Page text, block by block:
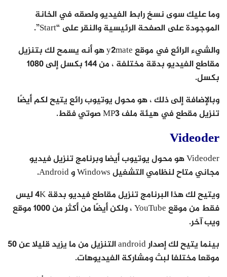
وما عليك سوى نسخ رابط الفيديو ولصقه في الخانة
الموجودة على الصفحة الرئيسية والنقر على “Start”.
والشيء الرائع في موقع y2mate هو أنه يسمح لك بتنزيل
مقاطع الفيديو بدقة مختلفة ، من 144 بكسل إلى 1080
بكسل.
وبالإضافة إلى ذلك ، هو محول يوتيوب رائع يتيح لكم أيضًا
تنزيل مقطع في هيئة ملف MP3 صوتي فقط.
Videoder
Videoder هو محول يوتيوب أيضا وبرنامج تنزيل فيديو
مجاني متاح لنظامي التشغيل Windows و Android.
ويتيح لك هذا البرنامج تنزيل مقاطع فيديو بدقة 4K ليس
فقط من موقع YouTube ، ولكن أيضًا من أكثر من 1000 موقع
ويب آخر.
بينما يتيح لك إصدار android التنزيل من ما يزيد قليلا عن 50
موقعا مختلفا لبث ومشاركة الفيديوهات.